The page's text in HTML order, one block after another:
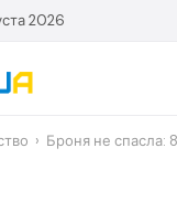
2026
› ​Броня не спасла: